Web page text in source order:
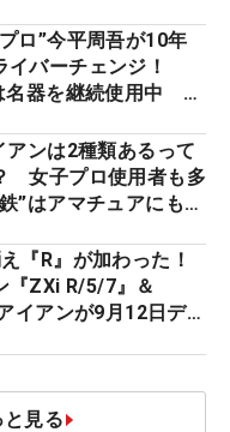
プロセッティング
ロ”今平周吾が10年
イバーチェンジ！
名器を継続使用中 #
アンは2種類あるって
女子プロ使用者も多
”はアマチュアにもオ
え『R』が加わった！
『ZXi R/5/7』＆
イアンが9月12日デ
見る